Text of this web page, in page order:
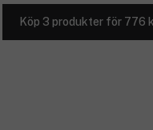
Köp 3 produkter för 776